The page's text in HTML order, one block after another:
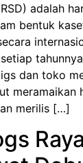
adalah
bentuk
dan toko
meramaikan
merilis […]